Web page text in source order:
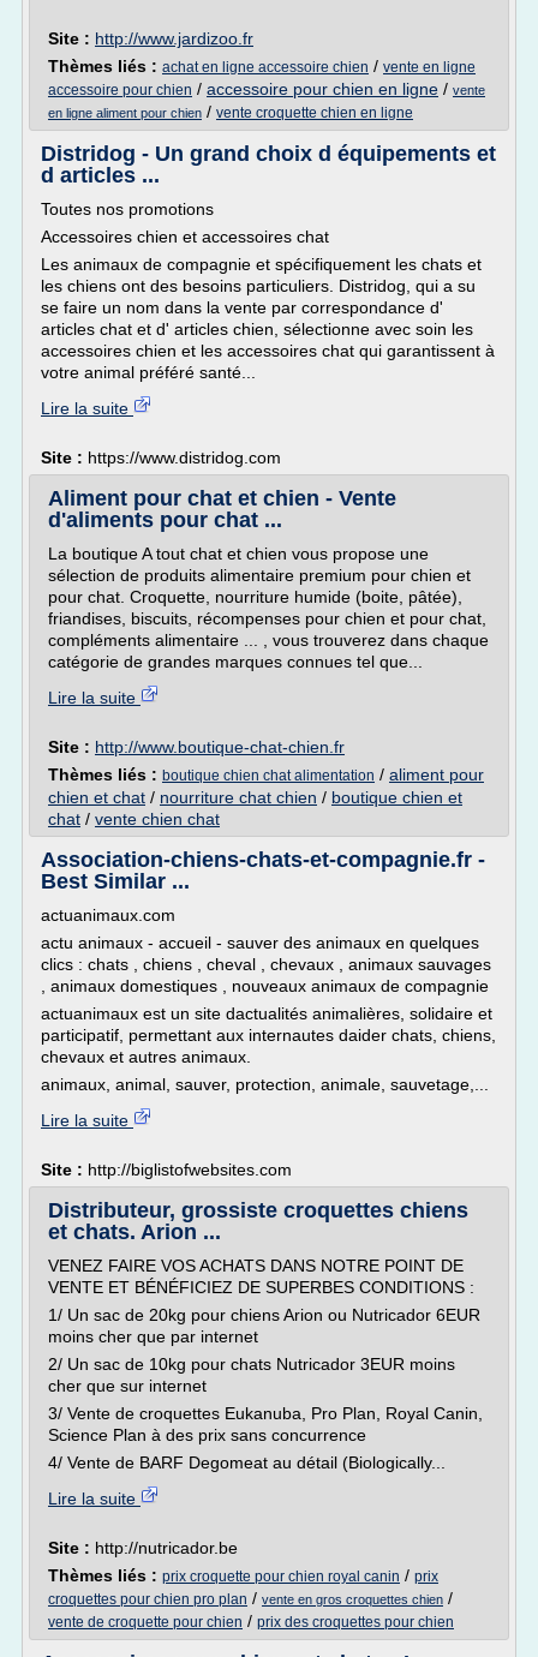
Site : http://www.jardizoo.fr
Thèmes liés : achat en ligne accessoire chien / vente en ligne
accessoire pour chien / accessoire pour chien en ligne / vente
en ligne aliment pour chien / vente croquette chien en ligne
Distridog - Un grand choix d équipements et
d articles ...
Toutes nos promotions
Accessoires chien et accessoires chat
Les animaux de compagnie et spécifiquement les chats et
les chiens ont des besoins particuliers. Distridog, qui a su
se faire un nom dans la vente par correspondance d'
articles chat et d' articles chien, sélectionne avec soin les
accessoires chien et les accessoires chat qui garantissent à
votre animal préféré santé...
Lire la suite
Site : https://www.distridog.com
Aliment pour chat et chien - Vente
d'aliments pour chat ...
La boutique A tout chat et chien vous propose une
sélection de produits alimentaire premium pour chien et
pour chat. Croquette, nourriture humide (boite, pâtée),
friandises, biscuits, récompenses pour chien et pour chat,
compléments alimentaire ... , vous trouverez dans chaque
catégorie de grandes marques connues tel que...
Lire la suite
Site : http://www.boutique-chat-chien.fr
Thèmes liés : boutique chien chat alimentation / aliment pour
chien et chat / nourriture chat chien / boutique chien et
chat / vente chien chat
Association-chiens-chats-et-compagnie.fr -
Best Similar ...
actuanimaux.com
actu animaux - accueil - sauver des animaux en quelques
clics : chats , chiens , cheval , chevaux , animaux sauvages
, animaux domestiques , nouveaux animaux de compagnie
actuanimaux est un site dactualités animalières, solidaire et
participatif, permettant aux internautes daider chats, chiens,
chevaux et autres animaux.
animaux, animal, sauver, protection, animale, sauvetage,...
Lire la suite
Site : http://biglistofwebsites.com
Distributeur, grossiste croquettes chiens
et chats. Arion ...
VENEZ FAIRE VOS ACHATS DANS NOTRE POINT DE
VENTE ET BÉNÉFICIEZ DE SUPERBES CONDITIONS :
1/ Un sac de 20kg pour chiens Arion ou Nutricador 6EUR
moins cher que par internet
2/ Un sac de 10kg pour chats Nutricador 3EUR moins
cher que sur internet
3/ Vente de croquettes Eukanuba, Pro Plan, Royal Canin,
Science Plan à des prix sans concurrence
4/ Vente de BARF Degomeat au détail (Biologically...
Lire la suite
Site : http://nutricador.be
Thèmes liés : prix croquette pour chien royal canin / prix
croquettes pour chien pro plan / vente en gros croquettes chien /
vente de croquette pour chien / prix des croquettes pour chien